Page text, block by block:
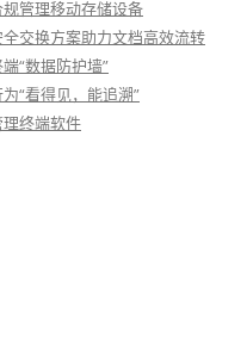
管理移动存储设备
交换方案助力文档高效流转
“数据防护墙”
“看得见，能追溯”
终端软件